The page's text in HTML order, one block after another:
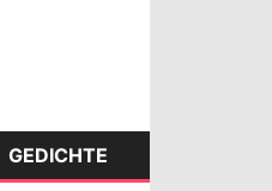
GEDICHTE